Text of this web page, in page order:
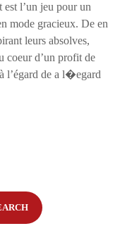
l’un jeu pour un
mode gracieux. De en
leurs absolves,
coeur d’un profit de
l’égard de a l�egard